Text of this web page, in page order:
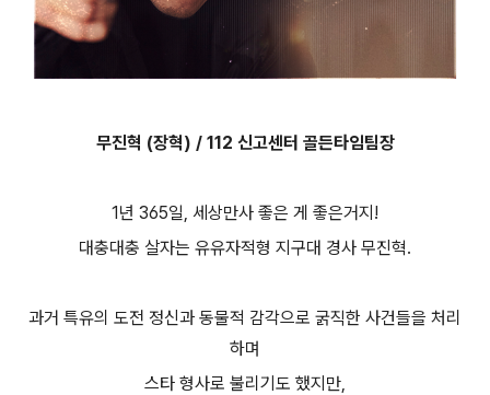
무진혁 (장혁) / 112 신고센터 골든타임팀장
1년 365일, 세상만사 좋은 게 좋은거지!
대충대충 살자는 유유자적형 지구대 경사 무진혁.
과거 특유의 도전 정신과 동물적 감각으로 굵직한 사건들을 처리
하며
스타 형사로 불리기도 했지만,